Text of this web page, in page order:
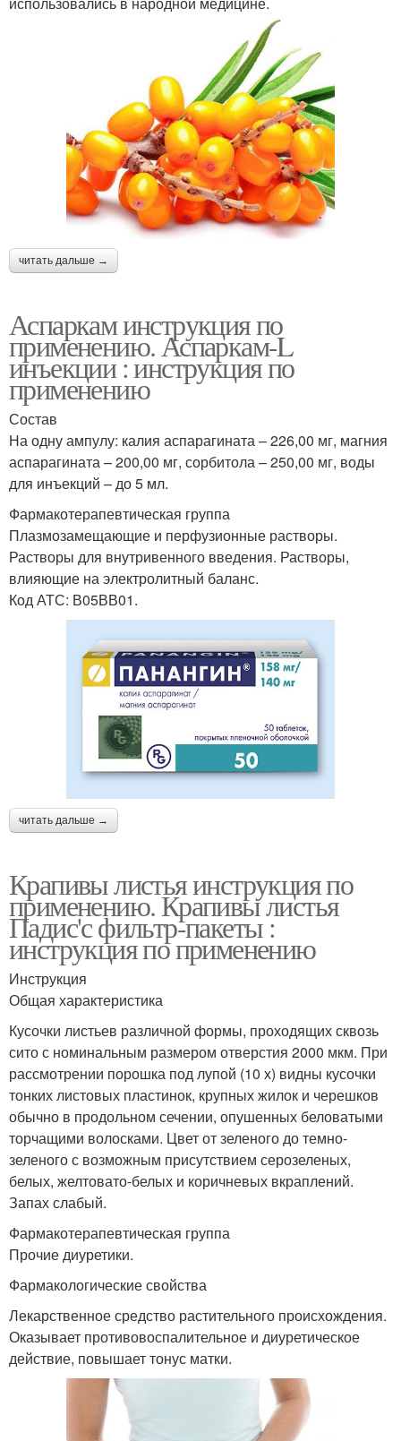
читать дальше →
Аспаркам инструкция по
применению. Аспаркам-L
инъекции : инструкция по
применению
Состав
На одну ампулу: калия аспарагината – 226,00 мг, магния
аспарагината – 200,00 мг, сорбитола – 250,00 мг, воды
для инъекций – до 5 мл.
Фармакотерапевтическая группа
Плазмозамещающие и перфузионные растворы.
Растворы для внутривенного введения. Растворы,
влияющие на электролитный баланс.
Код АТС: В05ВВ01.
читать дальше →
Крапивы листья инструкция по
применению. Крапивы листья
Падис'с фильтр-пакеты :
инструкция по применению
Инструкция
Общая характеристика
Кусочки листьев различной формы, проходящих сквозь
сито с номинальным размером отверстия 2000 мкм. При
рассмотрении порошка под лупой (10 х) видны кусочки
тонких листовых пластинок, крупных жилок и черешков
обычно в продольном сечении, опушенных беловатыми
торчащими волосками. Цвет от зеленого до темно-
зеленого с возможным присутствием серозеленых,
белых, желтовато-белых и коричневых вкраплений.
Запах слабый.
Фармакотерапевтическая группа
Прочие диуретики.
Фармакологические свойства
Лекарственное средство растительного происхождения.
Оказывает противовоспалительное и диуретическое
действие, повышает тонус матки.